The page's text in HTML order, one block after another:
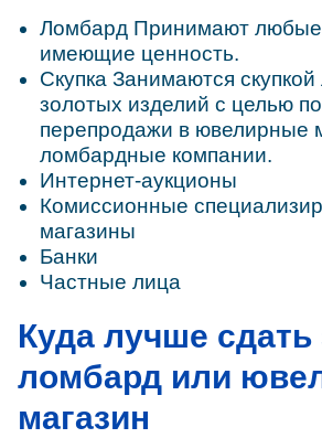
Ломбард Принимают
имеющие ценность.
Скупка Занимаются
золотых изделий с целью
перепродажи в ювелирные
ломбардные компании.
Интернет-аукционы
Комиссионные
магазины
Банки
Частные лица
Куда лучше сдать
ломбард или
магазин